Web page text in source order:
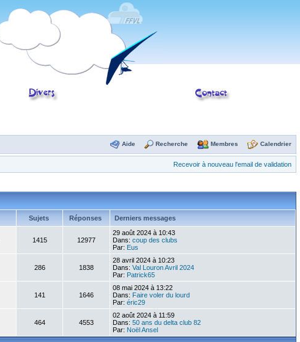
Aide Recherche Membres Calendrier
Recevoir à nouveau l'email de validation
Sujets Réponses Derniers messages
1415 12977
29 août 2024 à 10:43
Dans: coup des clubs
Par: Eus
286 1838
28 avril 2024 à 10:23
Dans: Val Louron Avril 2024
Par: Patrick65
141 1646
08 mai 2024 à 13:22
Dans: Faire voler du lourd
Par: éric29
464 4553
02 août 2024 à 11:59
Dans: 50 ans du delta club 82
Par: Noël Ansel